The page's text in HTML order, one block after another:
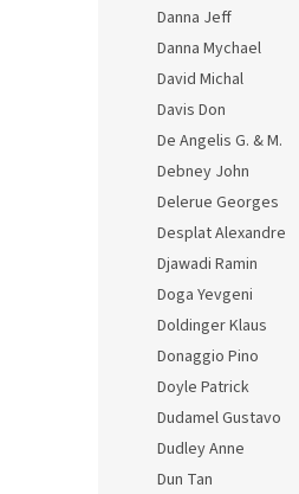
Danna Jeff
Danna Mychael
David Michal
Davis Don
De Angelis G. & M.
Debney John
Delerue Georges
Desplat Alexandre
Djawadi Ramin
Doga Yevgeni
Doldinger Klaus
Donaggio Pino
Doyle Patrick
Dudamel Gustavo
Dudley Anne
Dun Tan